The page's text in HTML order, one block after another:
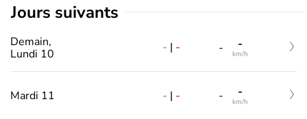
jours suivants
Demain,
Lundi 10
- | - - -
km/h
Mardi 11 - | - - -
km/h